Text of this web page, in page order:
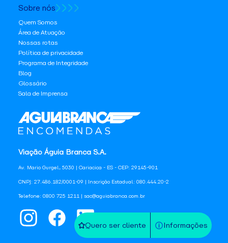
Quero ser cliente Informações
Viação Águia Branca S.A.
Av. Mario Gurgel, 5030 | Cariacica - ES - CEP: 29145-901
CNPJ: 27.486.182/0001-09 | Inscrição Estadual: 080.444.20-2
Telefone: 0800 725 1211 | sac@aguiabranca.com.br
Sobre nós
Quem Somos
Área de Atuação
Nossas rotas
Política de privacidade
Programa de Integridade
Blog
Glossário
Sala de Imprensa